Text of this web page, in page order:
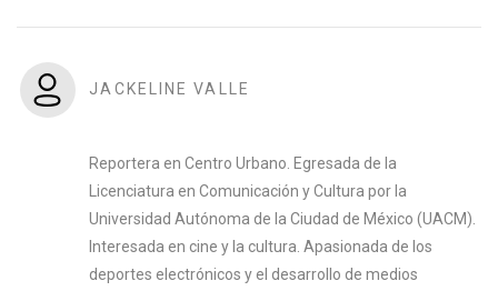
JACKELINE VALLE
Reportera en Centro Urbano. Egresada de la
Licenciatura en Comunicación y Cultura por la
Universidad Autónoma de la Ciudad de México (UACM).
Interesada en cine y la cultura. Apasionada de los
deportes electrónicos y el desarrollo de medios